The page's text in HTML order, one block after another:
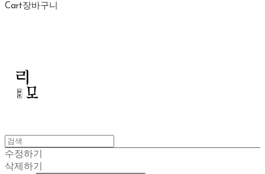
Cart장바구니
수정하기
삭제하기